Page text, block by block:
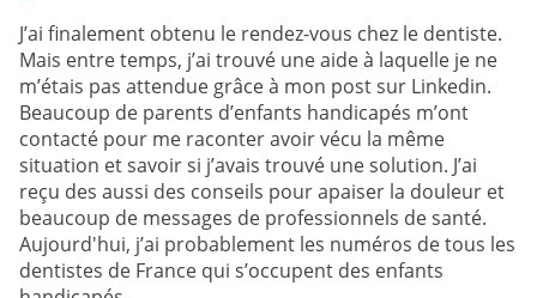
J’ai finalement obtenu le rendez-vous chez le dentiste.
Mais entre temps, j’ai trouvé une aide à laquelle je ne
m’étais pas attendue grâce à mon post sur Linkedin.
Beaucoup de parents d’enfants handicapés m’ont
contacté pour me raconter avoir vécu la même
situation et savoir si j’avais trouvé une solution. J’ai
reçu des aussi des conseils pour apaiser la douleur et
beaucoup de messages de professionnels de santé.
Aujourd'hui, j’ai probablement les numéros de tous les
dentistes de France qui s’occupent des enfants